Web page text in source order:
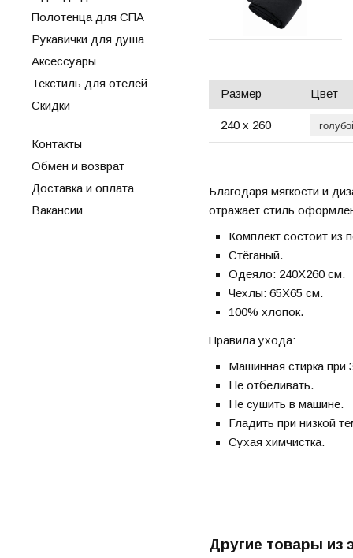
Полотенца для СПА
Рукавички для душа
Аксессуары
Текстиль для отелей
Скидки
Контакты
Обмен и возврат
Доставка и оплата
Вакансии
Размер Цвет
240 х 260
Благодаря мягкости и
отражает стиль
Комплект состоит из
Стёганый.
Одеяло: 240X260 см.
Чехлы: 65X65 см.
100% хлопок.
Правила ухода:
Машинная стирка при
Не отбеливать.
Не сушить в машине.
Гладить при низкой
Сухая химчистка.
Другие товары из